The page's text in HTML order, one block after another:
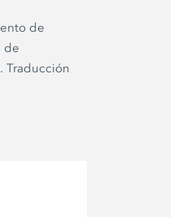
de
de
Traducción